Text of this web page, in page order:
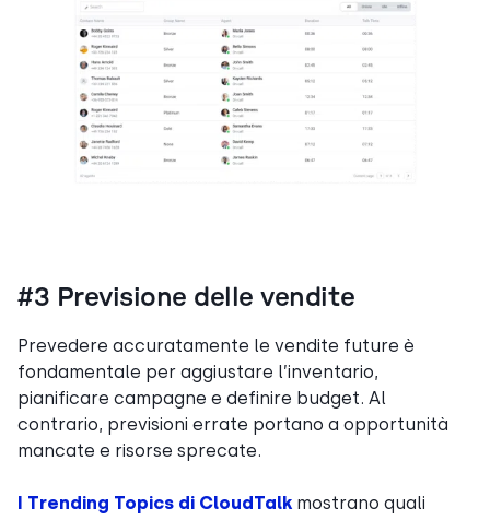
#3 Previsione delle vendite
Prevedere accuratamente le vendite future è
fondamentale per aggiustare l’inventario,
pianificare campagne e definire budget. Al
contrario, previsioni errate portano a opportunità
mancate e risorse sprecate.
I Trending Topics di CloudTalk mostrano quali